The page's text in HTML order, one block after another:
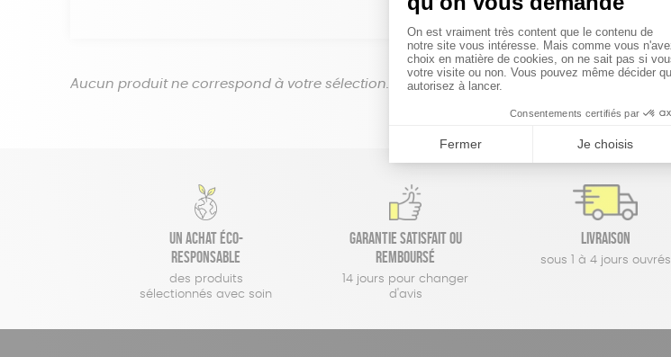
réinitialiser les filtres
Aucun produit ne correspond à votre sélection.
Un achat éco-
responsable
des produits
sélectionnés avec soin
Garantie satisfait ou
remboursé
14 jours pour changer
d'avis
Livraison
sous 1 à 4 jours ouvrés